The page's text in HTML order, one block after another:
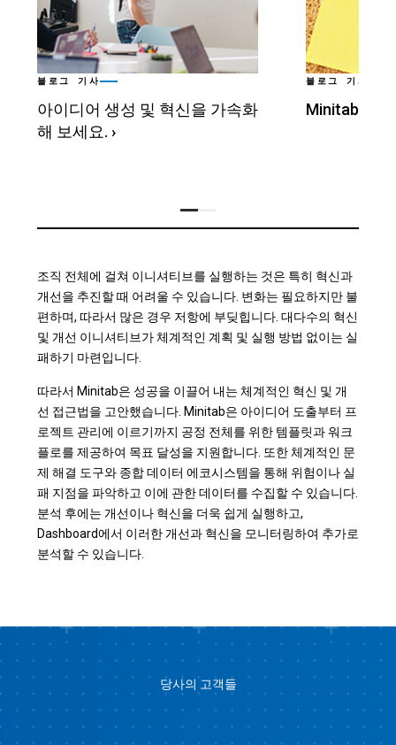
블로그 기사
아이디어 생성 및 혁신을 가속화
해 보세요. ›
블로그 기사
Minitab 혁
조직 전체에 걸쳐 이니셔티브를 실행하는 것은 특히 혁신과
개선을 추진할 때 어려울 수 있습니다. 변화는 필요하지만 불
편하며, 따라서 많은 경우 저항에 부딪힙니다. 대다수의 혁신
및 개선 이니셔티브가 체계적인 계획 및 실행 방법 없이는 실
패하기 마련입니다.
따라서 Minitab은 성공을 이끌어 내는 체계적인 혁신 및 개
선 접근법을 고안했습니다. Minitab은 아이디어 도출부터 프
로젝트 관리에 이르기까지 공정 전체를 위한 템플릿과 워크
플로를 제공하여 목표 달성을 지원합니다. 또한 체계적인 문
제 해결 도구와 종합 데이터 에코시스템을 통해 위험이나 실
패 지점을 파악하고 이에 관한 데이터를 수집할 수 있습니다.
분석 후에는 개선이나 혁신을 더욱 쉽게 실행하고,
Dashboard에서 이러한 개선과 혁신을 모니터링하여 추가로
분석할 수 있습니다.
당사의 고객들